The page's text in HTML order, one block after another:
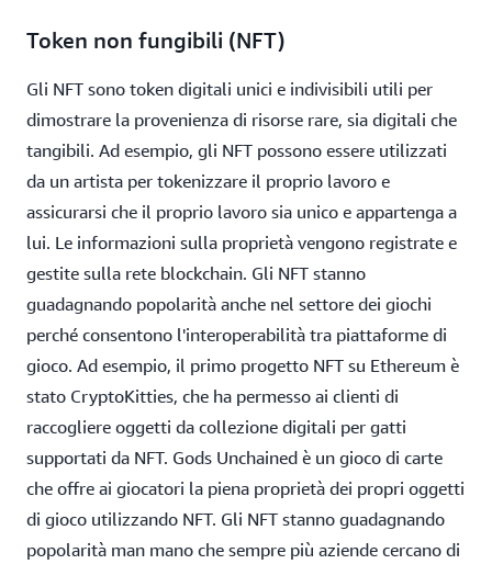
Token non fungibili (NFT)
Gli NFT sono token digitali unici e indivisibili utili per
dimostrare la provenienza di risorse rare, sia digitali che
tangibili. Ad esempio, gli NFT possono essere utilizzati
da un artista per tokenizzare il proprio lavoro e
assicurarsi che il proprio lavoro sia unico e appartenga a
lui. Le informazioni sulla proprietà vengono registrate e
gestite sulla rete blockchain. Gli NFT stanno
guadagnando popolarità anche nel settore dei giochi
perché consentono l'interoperabilità tra piattaforme di
gioco. Ad esempio, il primo progetto NFT su Ethereum è
stato CryptoKitties, che ha permesso ai clienti di
raccogliere oggetti da collezione digitali per gatti
supportati da NFT. Gods Unchained è un gioco di carte
che offre ai giocatori la piena proprietà dei propri oggetti
di gioco utilizzando NFT. Gli NFT stanno guadagnando
popolarità man mano che sempre più aziende cercano di